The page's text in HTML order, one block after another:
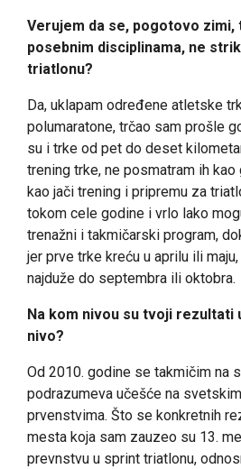
Verujem da se, pogotovo zimi,
posebnim disciplinama, ne
triatlonu?
Da, uklapam određene atletske
polumaratone, trčao sam prošle
su i trke od pet do deset
trening trke, ne posmatram ih kao
kao jači trening i pripremu za
tokom cele godine i vrlo lako
trenažni i takmičarski program,
jer prve trke kreću u aprilu ili
najduže do septembra ili oktobra.
Na kom nivou su tvoji rezultati
nivo?
Od 2010. godine se takmičim na
podrazumeva učešće na
prvenstvima. Što se konkretnih
mesta koja sam zauzeo su 13.
prevnstvu u sprint triatlonu,